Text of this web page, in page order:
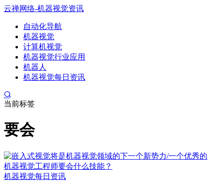
云禅网络-机器视觉资讯
自动化导航
机器视觉
计算机视觉
机器视觉行业应用
机器人
机器视觉每日资讯
当前标签
要会
机器视觉每日资讯